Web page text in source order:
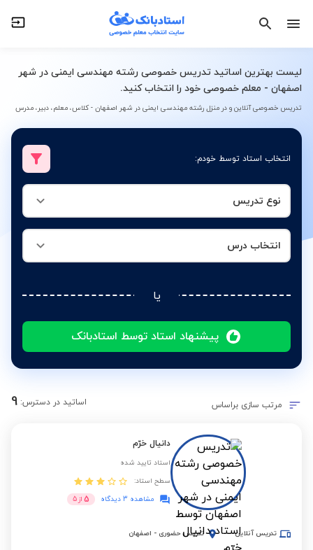
لیست بهترین اساتید تدریس خصوصی رشته مهندسی ایمنی در شهر
اصفهان - معلم خصوصی خود را انتخاب کنید.
تدریس خصوصی آنلاین و در منزل رشته مهندسی ایمنی در شهر اصفهان - کلاس، معلم، دبیر، مدرس
انتخاب استاد توسط خودم:
نوع تدریس
انتخاب درس
یا
پیشنهاد استاد توسط استادبانک
انتخاب درس
مرتب سازی براساس اساتید در دسترس: 9
دانیال خرّم
استاد تایید شده
سطح استاد:
مشاهده 3 دیدگاه
5 از 5
تدریس آنلاین تدریس حضوری - اصفهان